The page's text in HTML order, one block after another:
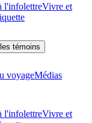
l'infolettreVivre et
témoins
voyageMédias
l'infolettreVivre et